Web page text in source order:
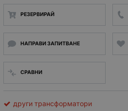
РЕЗЕРВИРАЙ
НАПРАВИ ЗАПИТВАНЕ
СРАВНИ
други трансформатори